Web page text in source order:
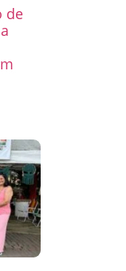
de